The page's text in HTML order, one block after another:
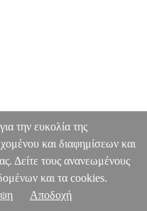
την ευκολία της
και διαφημίσεων και
Δείτε τους ανανεωμένους
και τα cookies.
Αποδοχή